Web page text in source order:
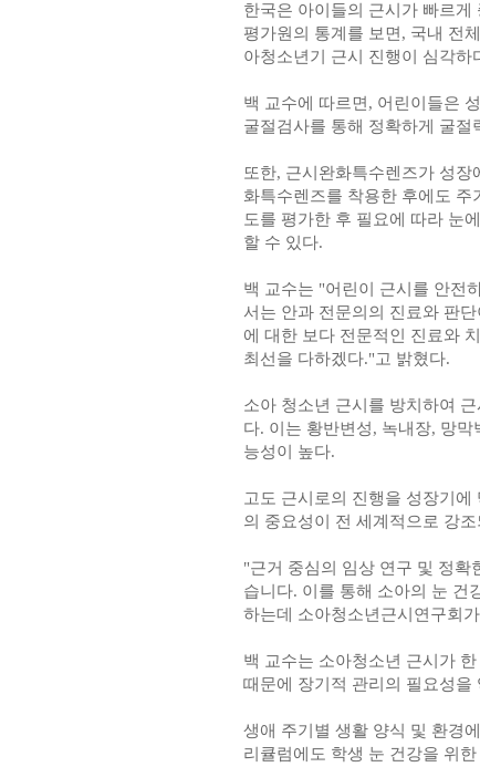
한국은 아이들의 근시가 빠르
평가원의 통계를 보면, 국내 전
아청소년기 근시 진행이 심각하
백 교수에 따르면, 어린이들은
굴절검사를 통해 정확하게 굴
또한, 근시완화특수렌즈가 성
화특수렌즈를 착용한 후에도
도를 평가한 후 필요에 따라 눈
할 수 있다.
백 교수는 "어린이 근시를 안전
서는 안과 전문의의 진료와 판
에 대한 보다 전문적인 진료와
최선을 다하겠다."고 밝혔다.
소아 청소년 근시를 방치하여
다. 이는 황반변성, 녹내장, 망
능성이 높다.
고도 근시로의 진행을 성장기
의 중요성이 전 세계적으로 강
"근거 중심의 임상 연구 및 정확
습니다. 이를 통해 소아의 눈 건
하는데 소아청소년근시연구회
백 교수는 소아청소년 근시가
때문에 장기적 관리의 필요성을
생애 주기별 생활 양식 및 환경
리큘럼에도 학생 눈 건강을 위